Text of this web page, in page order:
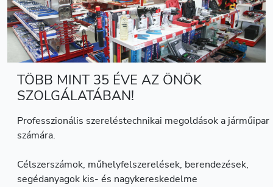
TÖBB MINT 35 ÉVE AZ ÖNÖK
SZOLGÁLATÁBAN!
Professzionális szereléstechnikai megoldások a járműipar
számára.
Célszerszámok, műhelyfelszerelések, berendezések,
segédanyagok kis- és nagykereskedelme